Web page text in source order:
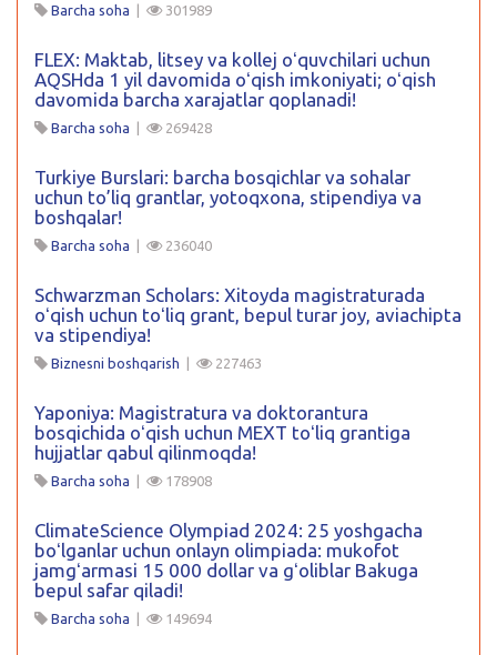
Barcha soha | 301989
FLEX: Maktab, litsey va kollej oʻquvchilari uchun
AQSHda 1 yil davomida oʻqish imkoniyati; oʻqish
davomida barcha xarajatlar qoplanadi!
Barcha soha | 269428
Turkiye Burslari: barcha bosqichlar va sohalar
uchun to’liq grantlar, yotoqxona, stipendiya va
boshqalar!
Barcha soha | 236040
Schwarzman Scholars: Xitoyda magistraturada
oʻqish uchun toʻliq grant, bepul turar joy, aviachipta
va stipendiya!
Biznesni boshqarish | 227463
Yaponiya: Magistratura va doktorantura
bosqichida oʻqish uchun MEXT toʻliq grantiga
hujjatlar qabul qilinmoqda!
Barcha soha | 178908
ClimateScience Olympiad 2024: 25 yoshgacha
boʻlganlar uchun onlayn olimpiada: mukofot
jamgʻarmasi 15 000 dollar va gʻoliblar Bakuga
bepul safar qiladi!
Barcha soha | 149694